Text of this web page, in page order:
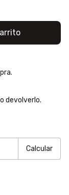
devolverlo.
Calcular